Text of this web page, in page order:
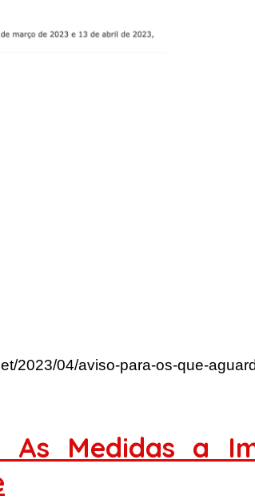
2023/04/aviso-para-os-que-
As Medidas a